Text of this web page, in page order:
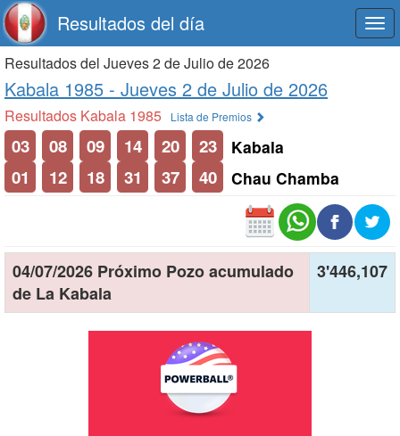
Resultados del día
Resultados del Jueves 2 de Julio de 2026
Kabala 1985 - Jueves 2 de Julio de 2026
Resultados Kabala 1985 Lista de Premios
03 08 09 14 20 23 Kabala
01 12 18 31 37 40 Chau Chamba
04/07/2026 Próximo Pozo acumulado
de La Kabala
3'446,107